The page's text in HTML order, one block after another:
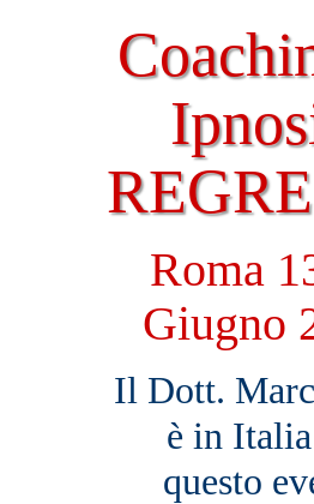
Roma
Giugno
Il Dott.
è in
questo